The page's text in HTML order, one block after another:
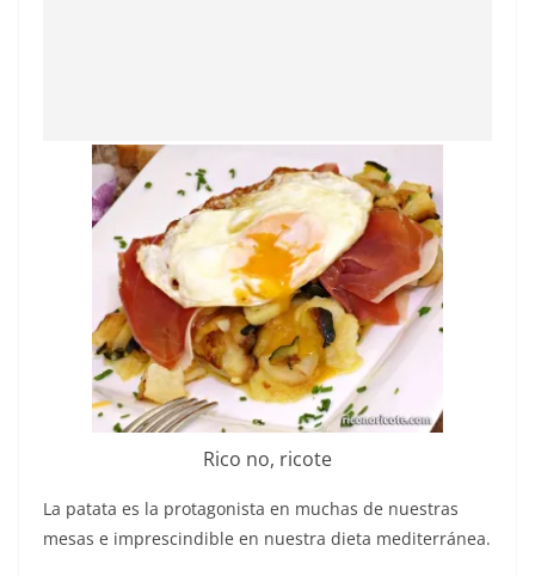
Rico no, ricote
La patata es la protagonista en muchas de nuestras
mesas e imprescindible en nuestra dieta mediterránea.